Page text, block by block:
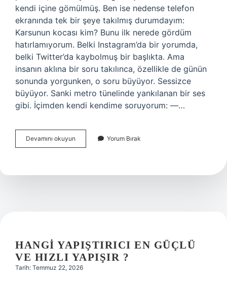
kendi içine gömülmüş. Ben ise nedense telefon
ekranında tek bir şeye takılmış durumdayım:
Karsunun kocası kim? Bunu ilk nerede gördüm
hatırlamıyorum. Belki Instagram’da bir yorumda,
belki Twitter’da kaybolmuş bir başlıkta. Ama
insanın aklına bir soru takılınca, özellikle de günün
sonunda yorgunken, o soru büyüyor. Sessizce
büyüyor. Sanki metro tünelinde yankılanan bir ses
gibi. İçimden kendi kendime soruyorum: —…
Devamını okuyun Karsunun
kocası
Yorum Bırak
HANGI YAPIŞTIRICI EN GÜÇLÜ
VE HIZLI YAPIŞIR ?
Tarih: Temmuz 22, 2026